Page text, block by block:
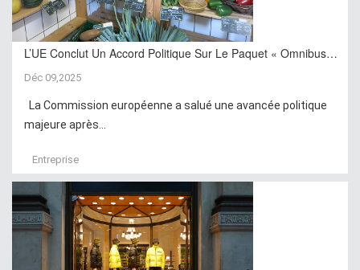
L’UE Conclut Un Accord Politique Sur Le Paquet « Omnibus…
Déc 09,2025
La Commission européenne a salué une avancée politique
majeure après...
Entreprise